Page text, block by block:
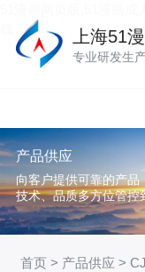
上海51
专业研发生
产品供应
向客户提供可靠的产品
技术、品质多方位管
首页 > 产品供应 >